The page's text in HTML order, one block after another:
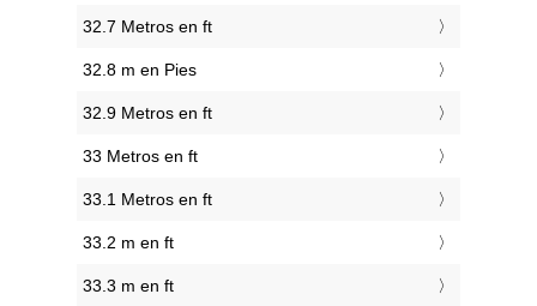
32.7 Metros en ft
32.8 m en Pies
32.9 Metros en ft
33 Metros en ft
33.1 Metros en ft
33.2 m en ft
33.3 m en ft